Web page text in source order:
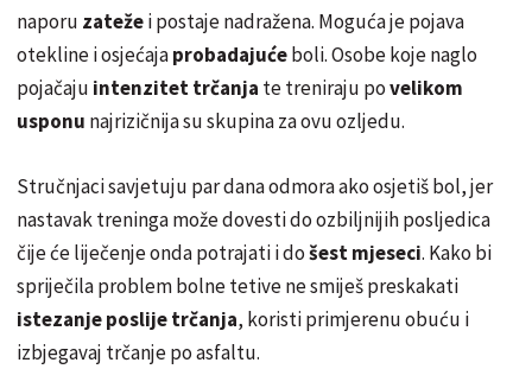
naporu zatežei postaje nadražena. Moguća je pojava
otekline i osjećajaprobadajućeboli. Osobe koje naglo
pojačaju intenzitet trčanja te treniraju povelikom
usponu najrizičnija su skupina za ovu ozljedu.
Stručnjaci savjetuju par dana odmora ako osjetiš bol, jer
nastavak treninga može dovesti do ozbiljnijih posljedica
čije će liječenje onda potrajati i došest mjeseci. Kako bi
spriječila problem bolne tetive ne smiješ preskakati
istezanje poslije trčanja, koristi primjerenu obuću i
izbjegavaj trčanje po asfaltu.